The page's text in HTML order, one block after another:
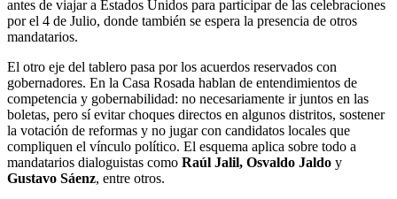
antes de viajar a Estados Unidos para participar de las celebraciones
por el 4 de Julio, donde también se espera la presencia de otros
mandatarios.
El otro eje del tablero pasa por los acuerdos reservados con
gobernadores. En la Casa Rosada hablan de entendimientos de
competencia y gobernabilidad: no necesariamente ir juntos en las
boletas, pero sí evitar choques directos en algunos distritos, sostener
la votación de reformas y no jugar con candidatos locales que
compliquen el vínculo político. El esquema aplica sobre todo a
mandatarios dialoguistas como Raúl Jalil, Osvaldo Jaldo y
Gustavo Sáenz, entre otros.